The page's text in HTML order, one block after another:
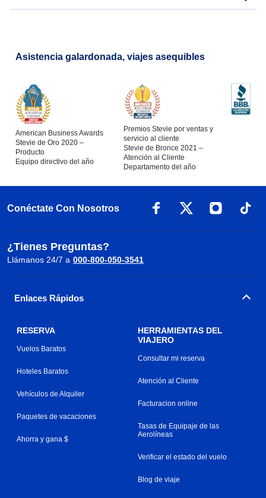
Asistencia galardonada, viajes asequibles
American Business Awards
Stevie de Oro 2020 –
Producto
Equipo directivo del año
Premios Stevie por ventas y
servicio al cliente
Stevie de Bronce 2021 –
Atención al Cliente
Departamento del año
Conéctate Con Nosotros
¿Tienes Preguntas?
Llámanos 24/7 a 000-800-050-3541
Enlaces Rápidos
RESERVA
Vuelos Baratos
Hoteles Baratos
Vehículos de Alquiler
Paquetes de vacaciones
Ahorra y gana $
HERRAMIENTAS DEL
VIAJERO
Consultar mi reserva
Atención al Cliente
Facturacion online
Tasas de Equipaje de las
Aerolíneas
Verificar el estado del vuelo
Blog de viaje